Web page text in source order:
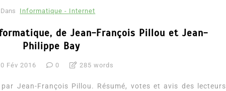
Dans Informatique - Internet
de Jean-François Pillou et Jean-
Philippe Bay
Fév 2016 0 285 words
Jean-François Pillou. Résumé, votes et avis des lecteurs
words
Le coupable n’est pas Camille